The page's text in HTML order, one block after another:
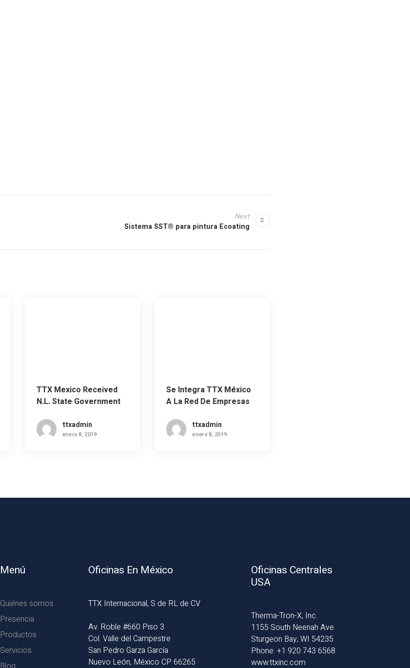
Next
Sistema SST® para pintura Ecoating
TTX Mexico Received
N.L. State Government
ttxadmin
enero 8, 2019
Se Integra TTX México
A La Red De Empresas
Derechos Humanos
ttxadmin
enero 8, 2019
Menú
Quiénes somos
Presencia
Productos
Servicios
Oficinas En México
TTX Internacional, S de RL de CV
Av. Roble #660 Piso 3
Col. Valle del Campestre
San Pedro Garza García
Nuevo León, México CP 66265
Oficinas Centrales
USA
Therma-Tron-X, Inc.
1155 South Neenah Ave.
Sturgeon Bay, WI 54235
Phone: +1 920 743 6568
www.ttxinc.com